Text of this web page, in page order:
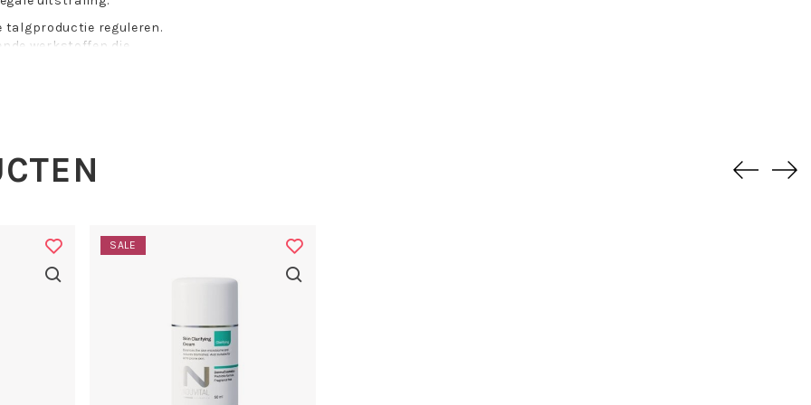
talgproductie reguleren.
werkstoffen die
littekens, veroorzaakt door
lijn. De producten
op de gevoelige huid.
tonen aan dat
index van 0,00.
gereinigde, droge huid,
ogen.
SALE